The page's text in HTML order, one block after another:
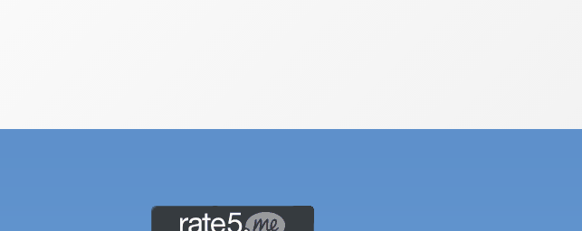
einfach an und fragen ganz unverbindlich nach. Sie beißen